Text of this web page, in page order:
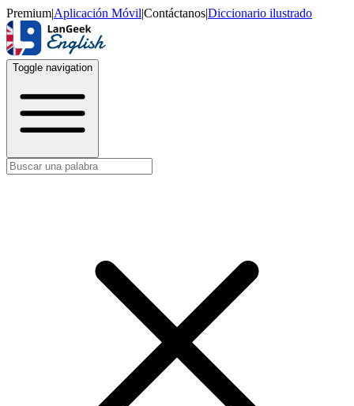
Premium|Aplicación Móvil|Contáctanos|Diccionario ilustrado
Toggle navigation